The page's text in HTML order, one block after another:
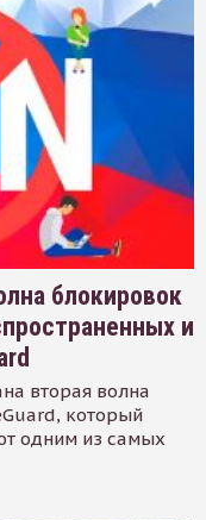
блокировок
и
вторая волна
который
одним из самых